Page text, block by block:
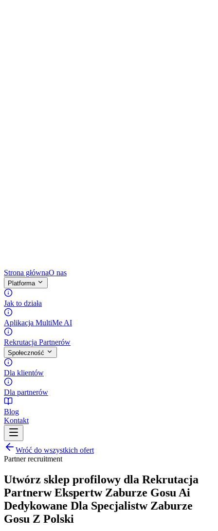
Strona głównaO nas
Platforma
Jak to działa
Aplikacja MultiMe AI
Rekrutacja Partnerów
Społeczność
Dla klientów
Dla partnerów
Blog
Kontakt
Wróć do wszystkich ofert
Partner recruitment
Utwórz sklep profilowy dla Rekrutacja
Partnerw Ekspertw Zaburze Gosu Ai
Dedykowane Dla Specjalistw Zaburze
Gosu Z Polski